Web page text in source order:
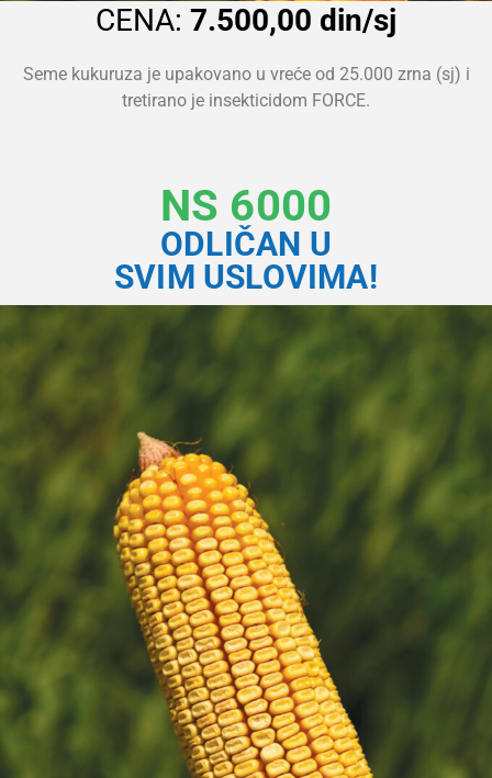
CENA: 7.500,00 din/sj
Seme kukuruza je upakovano u vreće od 25.000 zrna (sj) i
tretirano je insekticidom FORCE.
NS 6000
ODLIČAN U
SVIM USLOVIMA!